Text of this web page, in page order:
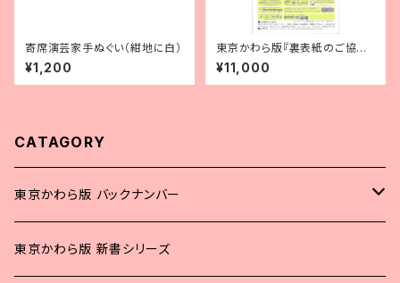
寄席演芸家手ぬぐい（紺地に白）
¥1,200
東京かわら版『裏表紙のご協賛
枠』
¥11,000
CATAGORY
東京かわら版 バックナンバー
2025年
東京かわら版 新書シリーズ